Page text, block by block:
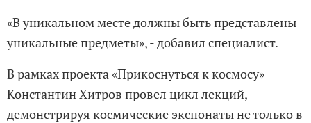
«В уникальном месте должны быть представлены
уникальные предметы», - добавил специалист.
В рамках проекта «Прикоснуться к космосу»
Константин Хитров провел цикл лекций,
демонстрируя космические экспонаты не только в